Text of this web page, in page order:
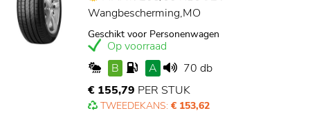
Wangbescherming,MO
Geschikt voor Personenwagen
Op voorraad
B
A
70 db
€ 155,79 PER STUK
TWEEDEKANS: € 153,62